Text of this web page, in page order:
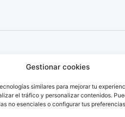
Gestionar cookies
similares para mejorar tu
el tráfico y personalizar contenidos.
no esenciales o configurar tus
Envía dinero
Envía dinero
Envía dinero
Envía dinero